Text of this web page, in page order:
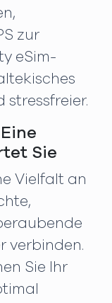
zur
eSim-
stressfreier.
Sie
Vielfalt an
verbinden.
Sie Ihr